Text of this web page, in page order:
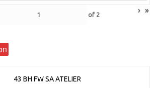
of 2 › »
43 BH FW SA ATELIER